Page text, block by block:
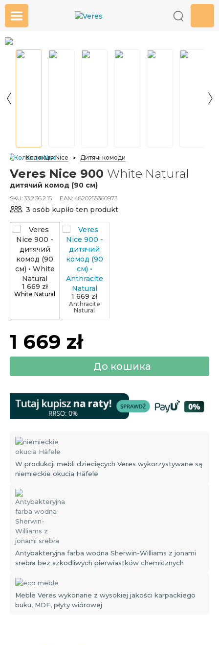
Колекція Nice Дитячі комоди
Veres Nice 900 White Natural
дитячий комод (90 см)
SKU: 33.2.36.2.15 EAN: 4820255360973
3 osób kupiło ten produkt
1 669 zł
White Natural 1 669 zł
Anthracite
Natural
1 669 zł
До кошика
W produkcji mebli dziecięcych Veres wykorzystywane są
niemieckie okucia Häfele
Antybakteryjna farba wodna Sherwin-Williams z jonami
srebra bez szkodliwych pierwiastków chemicznych
Meble Veres wykonane z wysokiej jakości karpackiego
buku, MDF, płyty wiórowej